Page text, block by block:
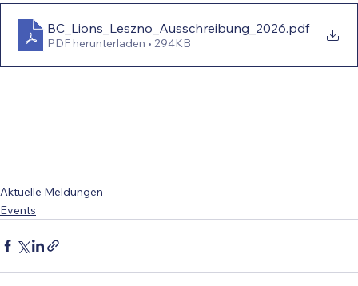
BC_Lions_Leszno_Ausschreibung_2026.pdf
PDF herunterladen • 294KB
Aktuelle Meldungen
Events